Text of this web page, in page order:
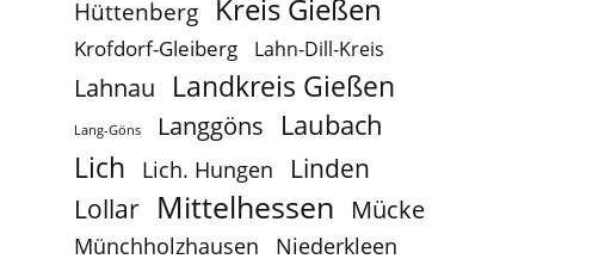
Hüttenberg Kreis Gießen
Krofdorf-Gleiberg Lahn-Dill-Kreis
Lahnau Landkreis Gießen
Lang-Göns Langgöns Laubach
Lich Lich. Hungen Linden
Lollar Mittelhessen Mücke
Münchholzhausen Niederkleen